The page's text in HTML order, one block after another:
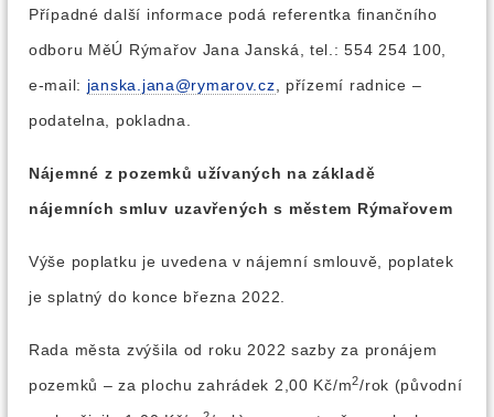
Případné další informace podá referentka finančního
odboru MěÚ Rýmařov Jana Janská, tel.: 554 254 100,
e-mail: janska.jana@rymarov.cz , přízemí radnice –
podatelna, pokladna.
Nájemné z pozemků užívaných na základě
nájemních smluv uzavřených s městem Rýmařovem
Výše poplatku je uvedena v nájemní smlouvě, poplatek
je splatný do konce března 2022.
Rada města zvýšila od roku 2022 sazby za pronájem
pozemků – za plochu zahrádek 2,00 Kč/m2/rok (původní